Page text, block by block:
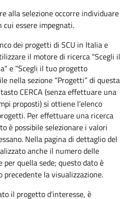
alla selezione occorre individuare
cui essere impegnati.
dei progetti di SCU in Italia e
il motore di ricerca "Scegli il
e "Scegli il tuo progetto
nella sezione “Progetti” di questa
CERCA (senza effettuare una
proposti) si ottiene l’elenco
Per effettuare una ricerca
è possibile selezionare i valori
Nella pagina di dettaglio del
anche il numero delle
per quella sede; questo dato è
precedente la visualizzazione.
il progetto d’interesse, è